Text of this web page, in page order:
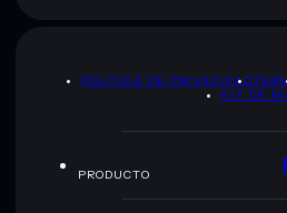
POLÍTICA DE PRIVACIDAD
KIT DE
PRODUCTO